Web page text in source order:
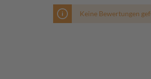
Keine Bewertungen